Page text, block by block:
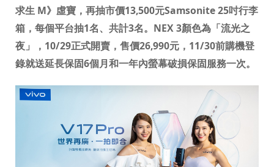
求生M》 虛寶，再抽市價13,500元Samsonite 25吋行李
箱，每個平台抽1名、共計3名。 NEX 3顏色為「流光之
夜」， 10/29正式開賣，售價26,990元， 11/30前購機登
錄就送延長保固6個月和一年內螢幕破損保固服務一次。